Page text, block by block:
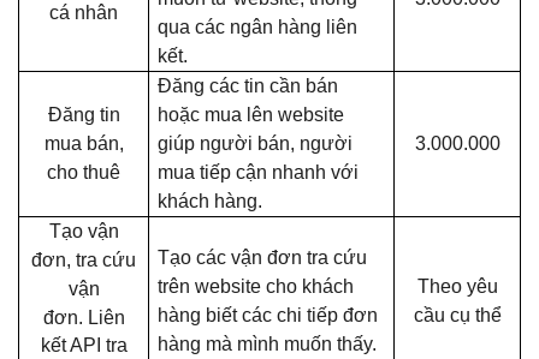
cá nhân
qua các ngân hàng liên
kết.
Đăng tin
mua bán,
cho thuê
Đăng các tin cần bán
hoặc mua lên website
giúp người bán, người
mua tiếp cận nhanh với
khách hàng.
3.000.000
Tạo vận
đơn, tra cứu
vận
đơn. Liên
kết API tra
Tạo các vận đơn tra cứu
trên website cho khách
hàng biết các chi tiếp đơn
hàng mà mình muốn thấy.
Theo yêu
cầu cụ thể